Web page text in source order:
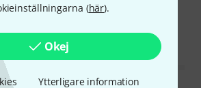
(här).
Okej
Ytterligare information
ANMÄL RECENSION